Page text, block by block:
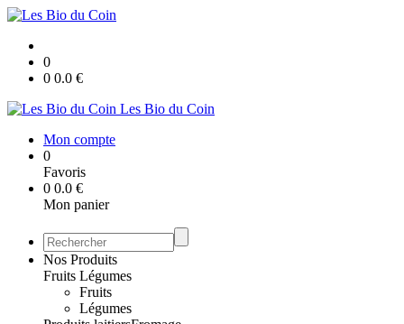
0
0 0.0 €
Les Bio du Coin
Mon compte
0
Favoris
0 0.0 €
Mon panier
Nos Produits
Fruits Légumes
Fruits
Légumes